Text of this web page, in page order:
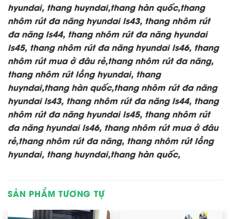
hyundai, thang huyndai,thang hàn quốc,thang
nhôm rút đa năng hyundai ls43, thang nhôm rút
đa năng ls44, thang nhôm rút đa năng hyundai
ls45, thang nhôm rút đa năng hyundai ls46, thang
nhôm rút mua ở đâu rẻ,thang nhôm rút đa năng,
thang nhôm rút lồng hyundai, thang
huyndai,thang hàn quốc,thang nhôm rút đa năng
hyundai ls43, thang nhôm rút đa năng ls44, thang
nhôm rút đa năng hyundai ls45, thang nhôm rút
đa năng hyundai ls46, thang nhôm rút mua ở đâu
rẻ,thang nhôm rút đa năng, thang nhôm rút lồng
hyundai, thang huyndai,thang hàn quốc,
SẢN PHẨM TƯƠNG TỰ